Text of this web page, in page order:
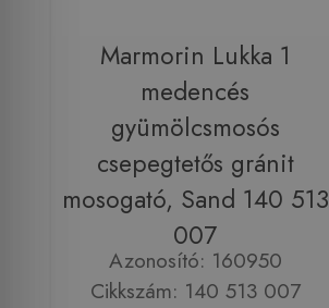
Marmorin Lukka 1
medencés
gyümölcsmosós
csepegtetős gránit
mosogató, Sand 140 513
007
Azonosító: 160950
Cikkszám: 140 513 007